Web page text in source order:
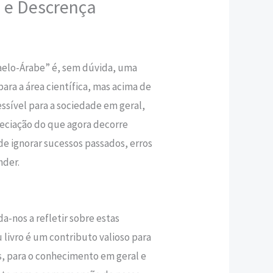
Descrença
€.
Árabe” é, sem dúvida, uma
a área científica, mas acima de
para a sociedade em geral,
do que agora decorre
ignorar sucessos passados, erros
nos a refletir sobre estas
livro é um contributo valioso para
para o conhecimento em geral e